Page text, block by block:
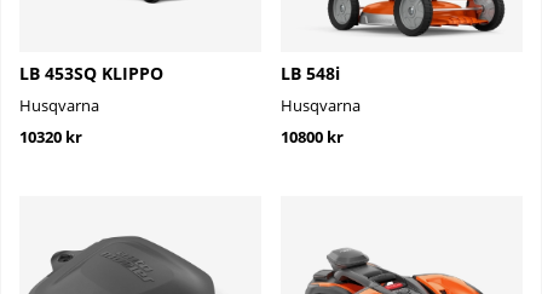
LB 453SQ KLIPPO
Husqvarna
10320 kr
LB 548i
Husqvarna
10800 kr